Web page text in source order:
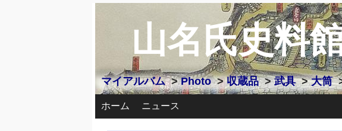
山名氏史料
マイアルバム>Photo>収蔵品>武具>大筒>
ホーム ニュース